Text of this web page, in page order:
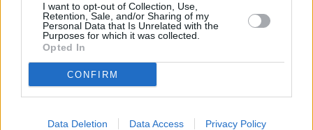
I want to opt-out of Collection, Use,
Retention, Sale, and/or Sharing of my
Personal Data that Is Unrelated with the
Purposes for which it was collected.
Opted In
CONFIRM
Data Deletion Data Access Privacy Policy
εκπαίδευση του προσωπικού από την ΥΠΑ
. Έτσι, ενώ
αρχικά υπήρχε η πρόβλεψη ότι η λειτουργία θα εκκινήσει
αρχές του 2027, εκτιμάται ότι θα έχουμε μετάθεση στο
χρονοδιάγραμμα, χωρίς ευθύνη του επενδυτή.